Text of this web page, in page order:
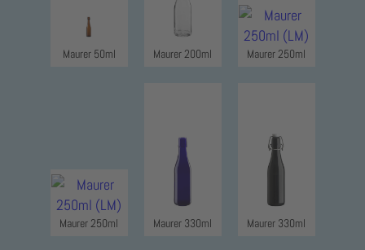
Maurer 50ml Maurer 200ml Maurer 250ml
Maurer 250ml Maurer 330ml Maurer 330ml